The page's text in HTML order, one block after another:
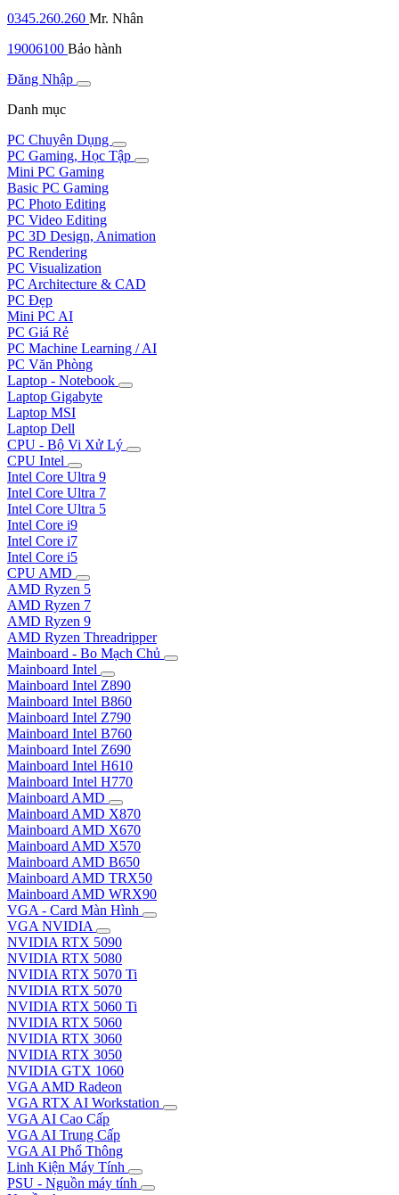
0345.260.260 Mr. Nhân
19006100 Bảo hành
Đăng Nhập
Danh mục
PC Chuyên Dụng
PC Gaming, Học Tập
Mini PC Gaming
Basic PC Gaming
PC Photo Editing
PC Video Editing
PC 3D Design, Animation
PC Rendering
PC Visualization
PC Architecture & CAD
PC Đẹp
Mini PC AI
PC Giá Rẻ
PC Machine Learning / AI
PC Văn Phòng
Laptop - Notebook
Laptop Gigabyte
Laptop MSI
Laptop Dell
CPU - Bộ Vi Xử Lý
CPU Intel
Intel Core Ultra 9
Intel Core Ultra 7
Intel Core Ultra 5
Intel Core i9
Intel Core i7
Intel Core i5
CPU AMD
AMD Ryzen 5
AMD Ryzen 7
AMD Ryzen 9
AMD Ryzen Threadripper
Mainboard - Bo Mạch Chủ
Mainboard Intel
Mainboard Intel Z890
Mainboard Intel B860
Mainboard Intel Z790
Mainboard Intel B760
Mainboard Intel Z690
Mainboard Intel H610
Mainboard Intel H770
Mainboard AMD
Mainboard AMD X870
Mainboard AMD X670
Mainboard AMD X570
Mainboard AMD B650
Mainboard AMD TRX50
Mainboard AMD WRX90
VGA - Card Màn Hình
VGA NVIDIA
NVIDIA RTX 5090
NVIDIA RTX 5080
NVIDIA RTX 5070 Ti
NVIDIA RTX 5070
NVIDIA RTX 5060 Ti
NVIDIA RTX 5060
NVIDIA RTX 3060
NVIDIA RTX 3050
NVIDIA GTX 1060
VGA AMD Radeon
VGA RTX AI Workstation
VGA AI Cao Cấp
VGA AI Trung Cấp
VGA AI Phổ Thông
Linh Kiện Máy Tính
PSU - Nguồn máy tính